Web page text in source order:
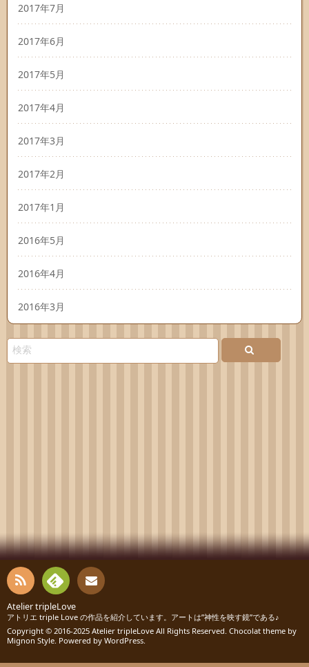
2017年7月
2017年6月
2017年5月
2017年4月
2017年3月
2017年2月
2017年1月
2016年5月
2016年4月
2016年3月
RSS
Fee
dly
い合
Atelier tripleLove
アトリエ triple Love の作品を紹介しています。アートは”神性を映す鏡”である♪
Copyright © 2016-2025 Atelier tripleLove All Rights Reserved. Chocolat theme by
Mignon Style . Powered by WordPress